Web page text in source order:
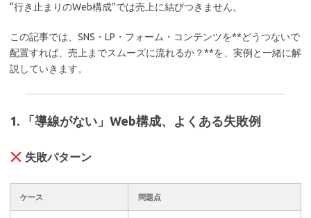
“行き止まりのWeb構成”では売上に結びつきません。
この記事では、SNS・LP・フォーム・コンテンツを**どうつないで
配置すれば、売上までスムーズに流れるか？**を、実例と一緒に解
説していきます。
1. 「導線がない」Web構成、よくある失敗例
失敗パターン
ケース 問題点